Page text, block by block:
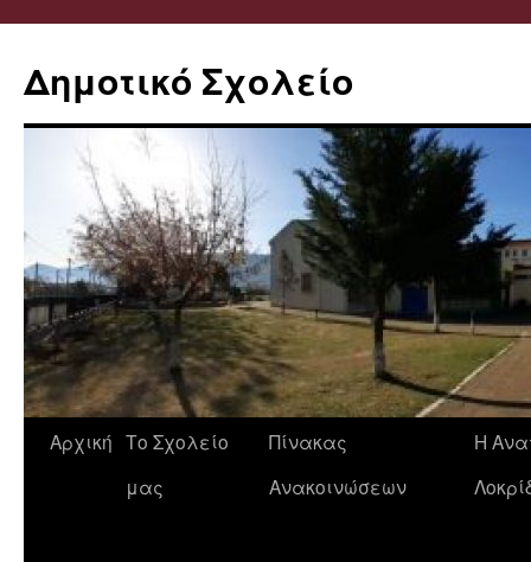
Δημοτικό Σχολείο
Μετάβαση
Αρχική Το Σχολείο
μας
Πίνακας
Ανακοινώσεων
Η